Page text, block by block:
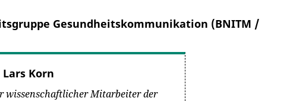
Gesundheitskommunikation (BNITM /
Korn
wissenschaftlicher Mitarbeiter der